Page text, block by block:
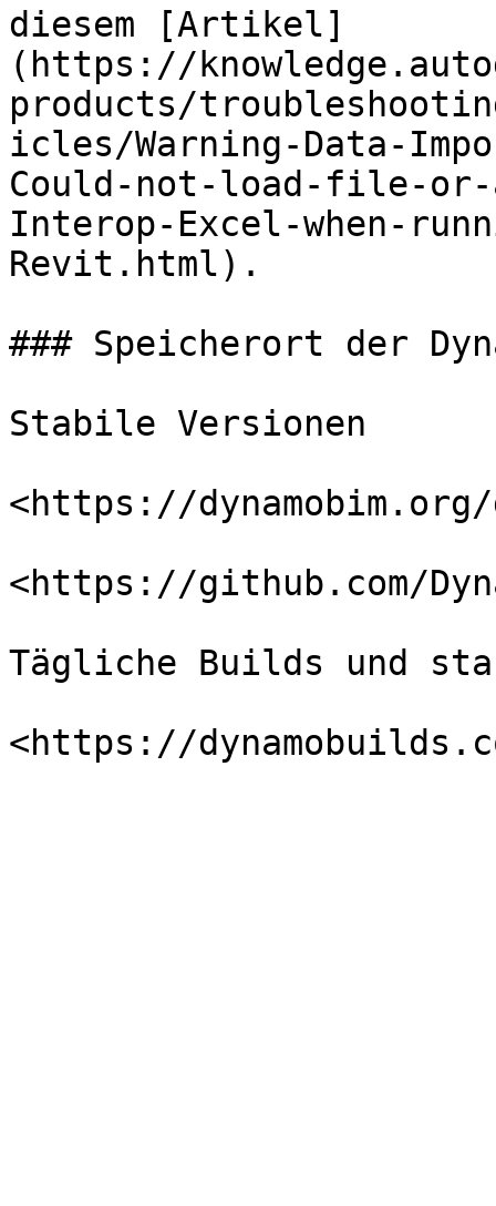
diesem [Artikel]
(https://
products/
icles/Warning-Data-
Could-not-load-file-or-
Interop-Excel-when-
Revit.html).
### Speicherort der
Stabile Versionen
<https://dynamobim.org/
<https://github.com/
Tägliche Builds und